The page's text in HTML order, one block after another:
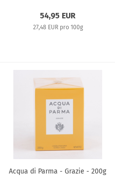
54,95 EUR
27,48 EUR pro 100g
Acqua di Parma - Grazie - 200g